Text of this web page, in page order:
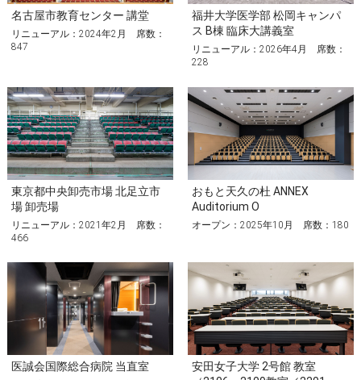
名古屋市教育センター 講堂
リニューアル：2024年2月 席数：
847
福井大学医学部 松岡キャンパ
ス B棟 臨床大講義室
リニューアル：2026年4月 席数：
228
東京都中央卸売市場 北足立市
場 卸売場
リニューアル：2021年2月 席数：
466
おもと天久の杜 ANNEX
Auditorium O
オープン：2025年10月 席数：180
医誠会国際総合病院 当直室
安田女子大学 2号館 教室